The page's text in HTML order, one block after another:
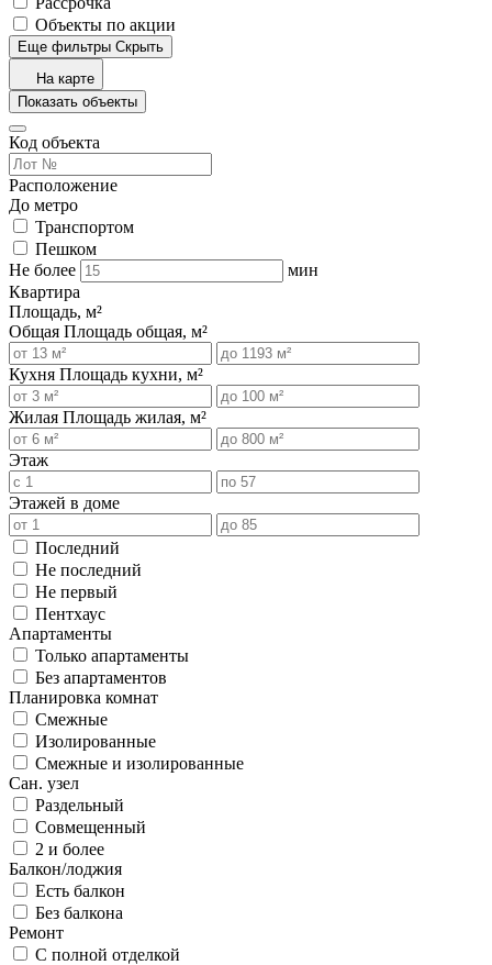
Объекты по акции
Еще фильтры Скрыть
На карте
Показать объекты
Код объекта
Расположение
До метро
Транспортом
Пешком
Не более
мин
Квартира
Площадь, м²
Общая Площадь общая, м²
Кухня Площадь кухни, м²
Жилая Площадь жилая, м²
Этаж
Этажей в доме
Последний
Не последний
Не первый
Пентхаус
Апартаменты
Только апартаменты
Без апартаментов
Планировка комнат
Смежные
Изолированные
Смежные и изолированные
Сан. узел
Раздельный
Совмещенный
2 и более
Балкон/лоджия
Есть балкон
Без балкона
Ремонт
С полной отделкой